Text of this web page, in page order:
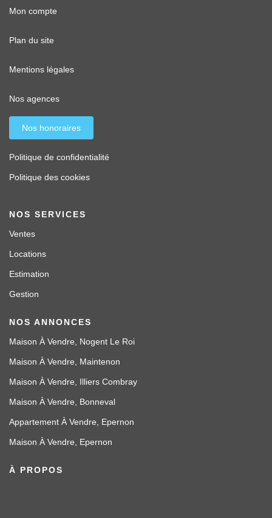
Mon compte
Plan du site
Mentions légales
Nos agences
Nos honoraires
Politique de confidentialité
Politique des cookies
NOS SERVICES
Ventes
Locations
Estimation
Gestion
NOS ANNONCES
Maison À Vendre, Nogent Le Roi
Maison À Vendre, Maintenon
Maison À Vendre, Illiers Combray
Maison À Vendre, Bonneval
Appartement À Vendre, Epernon
Maison À Vendre, Epernon
À PROPOS